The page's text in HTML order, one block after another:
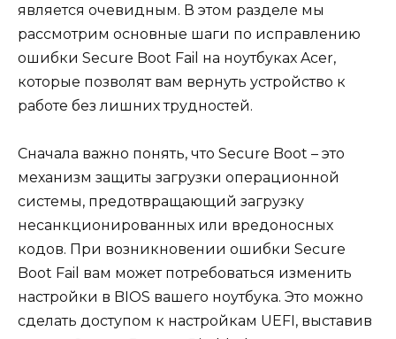
является очевидным. В этом разделе мы
рассмотрим основные шаги по исправлению
ошибки Secure Boot Fail на ноутбуках Acer,
которые позволят вам вернуть устройство к
работе без лишних трудностей.
Сначала важно понять, что Secure Boot – это
механизм защиты загрузки операционной
системы, предотвращающий загрузку
несанкционированных или вредоносных
кодов. При возникновении ошибки Secure
Boot Fail вам может потребоваться изменить
настройки в BIOS вашего ноутбука. Это можно
сделать доступом к настройкам UEFI, выставив